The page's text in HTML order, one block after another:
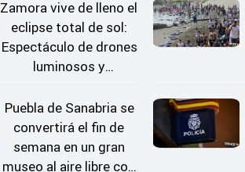
Zamora vive de lleno el
eclipse total de sol:
Espectáculo de drones
luminosos y
Estrellas
Puebla de Sanabria se
convertirá el fin de
semana en un gran
museo al aire libre con